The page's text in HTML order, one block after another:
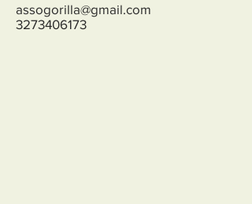
assogorilla@gmail.com
3273406173